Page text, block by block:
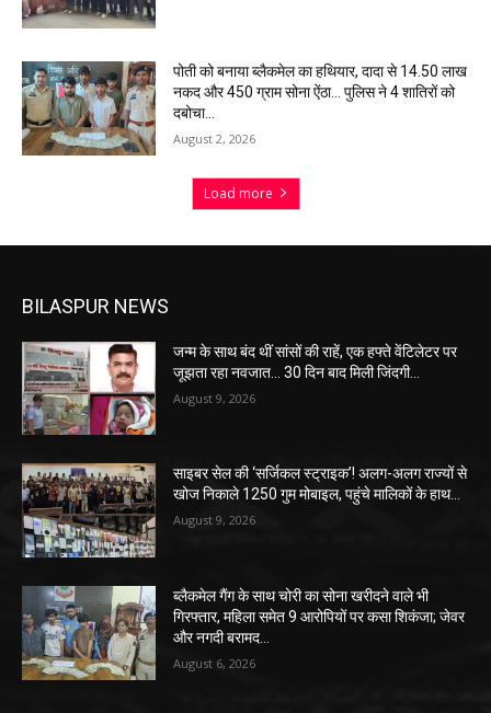
पोती को बनाया ब्लैकमेल का हथियार, दादा से 14.50 लाख
नकद और 450 ग्राम सोना ऐंठा… पुलिस ने 4 शातिरों को
दबोचा…
August 2, 2026
Load more
BILASPUR NEWS
जन्म के साथ बंद थीं सांसों की राहें, एक हफ्ते वेंटिलेटर पर
जूझता रहा नवजात… 30 दिन बाद मिली जिंदगी…
August 9, 2026
साइबर सेल की ‘सर्जिकल स्ट्राइक’! अलग-अलग राज्यों से
खोज निकाले 1250 गुम मोबाइल, पहुंचे मालिकों के हाथ…
August 9, 2026
ब्लैकमेल गैंग के साथ चोरी का सोना खरीदने वाले भी
गिरफ्तार, महिला समेत 9 आरोपियों पर कसा शिकंजा; जेवर
और नगदी बरामद…
August 6, 2026